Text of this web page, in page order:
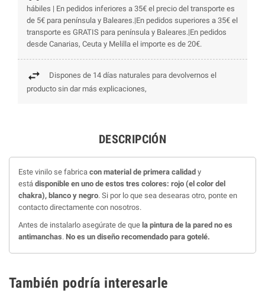
hábiles | En pedidos inferiores a 35€ el precio del transporte es
de 5€ para península y Baleares.|En pedidos superiores a 35€ el
transporte es GRATIS para península y Baleares.|En pedidos
desde Canarias, Ceuta y Melilla el importe es de 20€.
Dispones de 14 días naturales para devolvernos el
producto sin dar más explicaciones,
DESCRIPCIÓN
Este vinilo se fabrica con material de primera calidad y
está disponible en uno de estos tres colores: rojo (el color del
chakra), blanco y negro. Si por lo que sea desearas otro, ponte en
contacto directamente con nosotros.
Antes de instalarlo asegúrate de que la pintura de la pared no es
antimanchas. No es un diseño recomendado para gotelé.
También podría interesarle